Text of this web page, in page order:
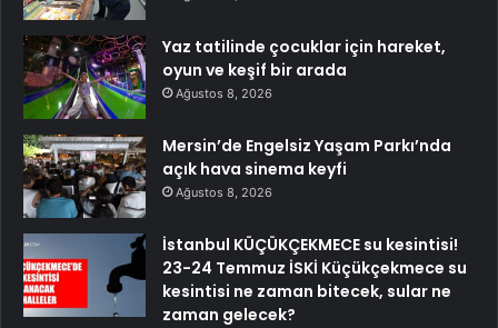
Yaz tatilinde çocuklar için hareket,
oyun ve keşif bir arada
Ağustos 8, 2026
Mersin’de Engelsiz Yaşam Parkı’nda
açık hava sinema keyfi
Ağustos 8, 2026
İstanbul KÜÇÜKÇEKMECE su kesintisi!
23-24 Temmuz İSKİ Küçükçekmece su
kesintisi ne zaman bitecek, sular ne
zaman gelecek?